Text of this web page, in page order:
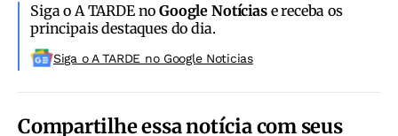
Siga o A TARDE noGoogle Notíciase receba os
principais destaques do dia.
Siga o A TARDE no Google Noticias
Compartilhe essa notícia com seus